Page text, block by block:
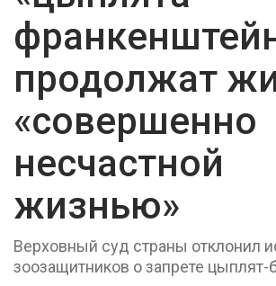
продолжат
«совершенно
несчастной
жизнью»
Верховный суд страны отклонил
зоозащитников о запрете цыплят-